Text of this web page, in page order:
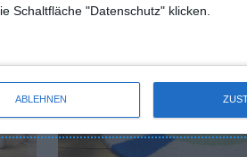
Schaltfläche "Datenschutz" klicken.
ABLEHNEN